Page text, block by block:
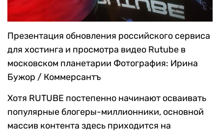
Презентация обновления российского сервиса
для хостинга и просмотра видео Rutube в
московском планетарии Фотография: Ирина
Бужор / Коммерсантъ
Хотя RUTUBE постепенно начинают осваивать
популярные блогеры-миллионники, основной
массив контента здесь приходится на